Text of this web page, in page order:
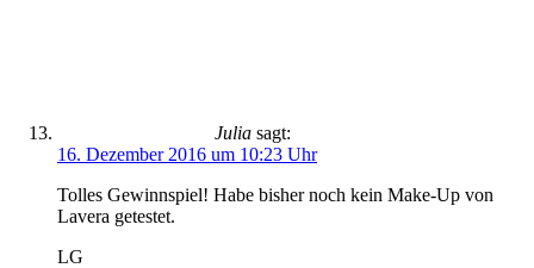
Julia sagt:
16. Dezember 2016 um 10:23 Uhr
Tolles Gewinnspiel! Habe bisher noch kein Make-Up von
Lavera getestet.
LG